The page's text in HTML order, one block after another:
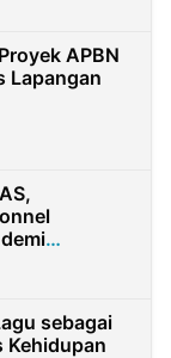
APBN
Lapangan
sebagai
Kehidupan